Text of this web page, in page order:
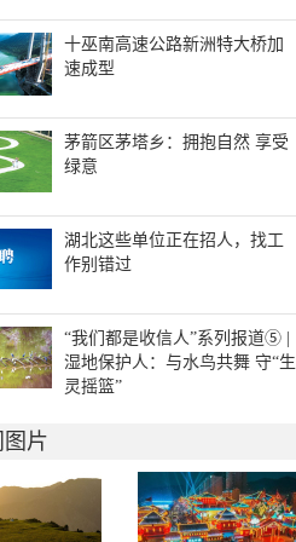
十巫南高速公路新洲特大桥加
速成型
茅箭区茅塔乡：拥抱自然 享受
绿意
湖北这些单位正在招人，找工
作别错过
“我们都是收信人”系列报道⑤ |
湿地保护人：与水鸟共舞 守“生
灵摇篮”
片